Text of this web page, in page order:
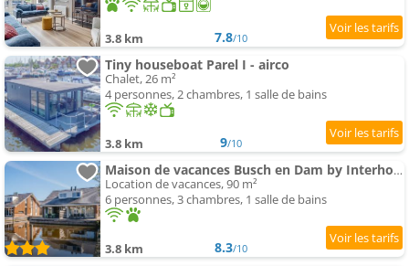
3.8 km 7.8/10
Tiny houseboat Parel I - airco
Chalet, 26 m²
4 personnes, 2 chambres, 1 salle de bains
3.8 km 9/10
Maison de vacances Busch en Dam by Interhome
Location de vacances, 90 m²
6 personnes, 3 chambres, 1 salle de bains
3.8 km 8.3/10